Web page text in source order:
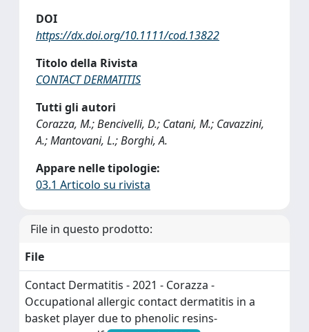
DOI
https://dx.doi.org/10.1111/cod.13822
Titolo della Rivista
CONTACT DERMATITIS
Tutti gli autori
Corazza, M.; Bencivelli, D.; Catani, M.; Cavazzini,
A.; Mantovani, L.; Borghi, A.
Appare nelle tipologie:
03.1 Articolo su rivista
File in questo prodotto:
File
Contact Dermatitis - 2021 - Corazza -
Occupational allergic contact dermatitis in a
basket player due to phenolic resins-